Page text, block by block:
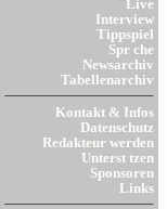
Live
Interview
Tippspiel
Spr che
Newsarchiv
Tabellenarchiv
Kontakt & Infos
Datenschutz
Redakteur werden
Unterst tzen
Sponsoren
Links